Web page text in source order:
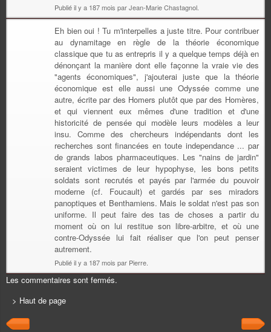
Publié il y a 187 mois par Jean-Marie Chastagnol.
Eh bien oui ! Tu m'interpelles a juste titre. Pour contribuer
au dynamitage en règle de la théorie économique
classique que tu as entrepris il y a quelque temps déjà en
dénonçant la manière dont elle façonne la vraie vie des
"agents économiques", j'ajouterai juste que la théorie
économique est elle aussi une Odyssée comme une
autre, écrite par des Homers plutôt que par des Homères,
et qui viennent eux mêmes d'une tradition et d'une
historicité de pensée qui modèle leurs modèles a leur
insu. Comme des chercheurs indépendants dont les
recherches sont financées en toute independance ... par
de grands labos pharmaceutiques. Les "nains de jardin"
seraient victimes de leur hypophyse, les bons petits
soldats sont recrutés et payés par l'armée du pouvoir
moderne (cf. Foucault) et gardés par ses miradors
panoptiques et Benthamiens. Mais le soldat n'est pas son
uniforme. Il peut faire des tas de choses a partir du
moment où on lui restitue son libre-arbitre, et où une
contre-Odyssée lui fait réaliser que l'on peut penser
autrement.
Publié il y a 187 mois par Pierre.
Les commentaires sont fermés.
> Haut de page